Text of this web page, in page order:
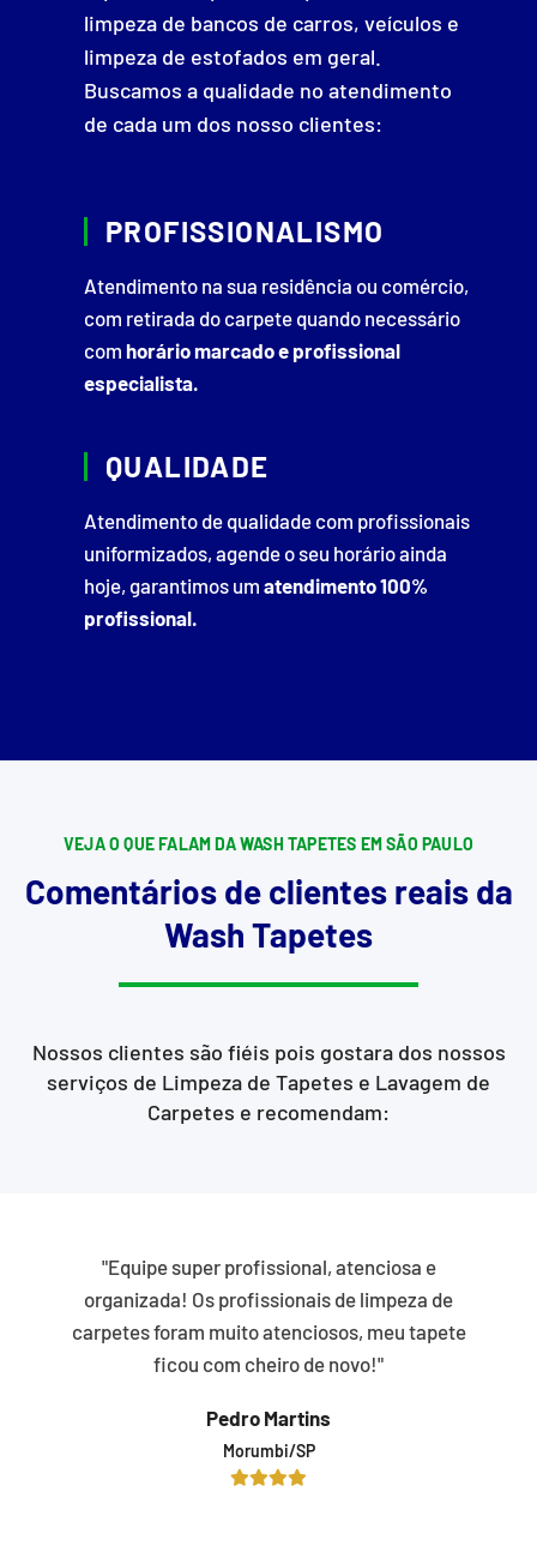
limpeza de bancos de carros, veículos e
limpeza de estofados em geral.
Buscamos a qualidade no atendimento
de cada um dos nosso clientes:
PROFISSIONALISMO
Atendimento na sua residência ou comércio,
com retirada do carpete quando necessário
com horário marcado e profissional
especialista.
QUALIDADE
Atendimento de qualidade com profissionais
uniformizados, agende o seu horário ainda
hoje, garantimos um atendimento 100%
profissional.
VEJA O QUE FALAM DA WASH TAPETES EM SÃO PAULO
Comentários de clientes reais da
Wash Tapetes
Nossos clientes são fiéis pois gostara dos nossos
serviços de Limpeza de Tapetes e Lavagem de
Carpetes e recomendam:
"Equipe super profissional, atenciosa e
organizada! Os profissionais de limpeza de
carpetes foram muito atenciosos, meu tapete
ficou com cheiro de novo!"
Pedro Martins
Morumbi/SP